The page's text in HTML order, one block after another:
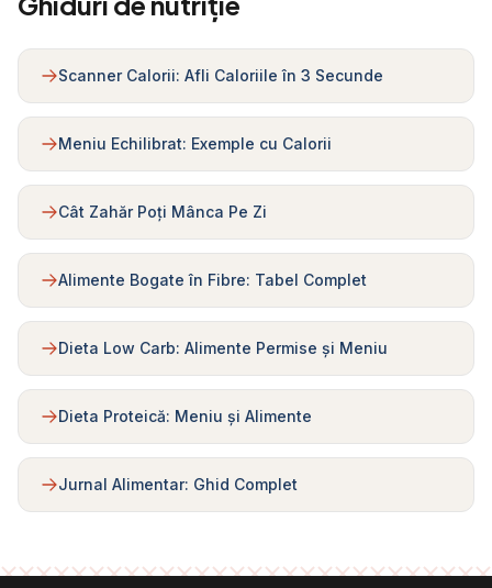
Scanner Calorii: Afli Caloriile în 3 Secunde
Meniu Echilibrat: Exemple cu Calorii
Cât Zahăr Poți Mânca Pe Zi
Alimente Bogate în Fibre: Tabel Complet
Dieta Low Carb: Alimente Permise și Meniu
Dieta Proteică: Meniu și Alimente
Jurnal Alimentar: Ghid Complet